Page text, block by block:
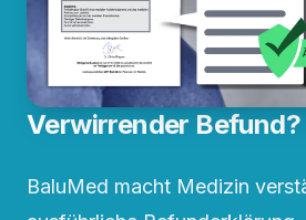
Verwirrender Befund?
BaluMed macht Medizin